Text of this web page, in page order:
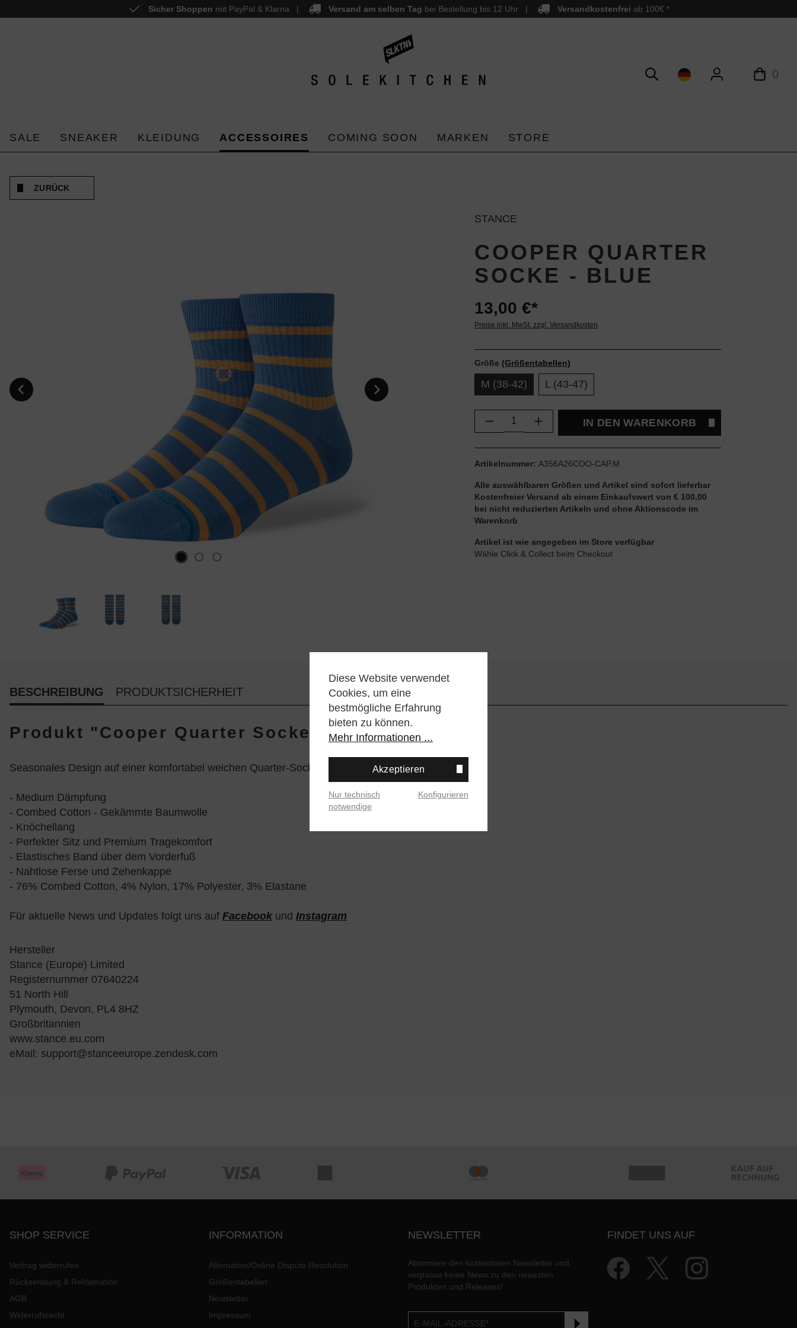
Zur Hauptnavigation springen
Sicher Shoppen mit PayPal & Klarna Versand am selben Tag bei Bestellung bis 12 Uhr Versandkostenfrei ab 100€ *
0
SALE SNEAKER KLEIDUNG ACCESSOIRES COMING SOON MARKEN STORE
ZURÜCK
STANCE
COOPER QUARTER
SOCKE - BLUE
13,00 €*
Preise inkl. MwSt. zzgl. Versandkosten
Größe (Größentabellen)
M (38-42) L (43-47)
Produkt Anzahl: Gib den gewünschten Wert ein
IN DEN WARENKORB
Artikelnummer: A356A26COO-CAP.M
Alle auswählbaren Größen und Artikel sind sofort lieferbar
Kostenfreier Versand ab einem Einkaufswert von € 100,00
bei nicht reduzierten Artikeln und ohne Aktionscode im
Warenkorb
Artikel ist wie angegeben im Store verfügbar
Wähle Click & Collect beim Checkout
BESCHREIBUNG PRODUKTSICHERHEIT
Produkt "Cooper Quarter Socke - Blue"
Seasonales Design auf einer komfortabel weichen Quarter-Socke aus gekämmter Baumwolle.
- Medium Dämpfung
- Combed Cotton - Gekämmte Baumwolle
- Knöchellang
- Perfekter Sitz und Premium Tragekomfort
- Elastisches Band über dem Vorderfuß
- Nahtlose Ferse und Zehenkappe
- 76% Combed Cotton, 4% Nylon, 17% Polyester, 3% Elastane
Für aktuelle News und Updates folgt uns auf Facebook und Instagram
Hersteller
Stance (Europe) Limited
Registernummer 07640224
51 North Hill
Plymouth, Devon, PL4 8HZ
Großbritannien
www.stance.eu.com
eMail: support@stanceeurope.zendesk.com
SHOP SERVICE
Vertrag widerrufen
Rücksendung & Reklamation
AGB
Widerrufsrecht
INFORMATION
Alternative/Online Dispute Resolution
Größentabellen
Newsletter
Impressum
NEWSLETTER
Abonniere den kostenlosen Newsletter und
verpasse keine News zu den neuesten
Produkten und Releases!
FINDET UNS AUF
Diese Website verwendet
Cookies, um eine
bestmögliche Erfahrung
bieten zu können.
Mehr Informationen ...
Akzeptieren
Nur technisch
notwendige
Konfigurieren